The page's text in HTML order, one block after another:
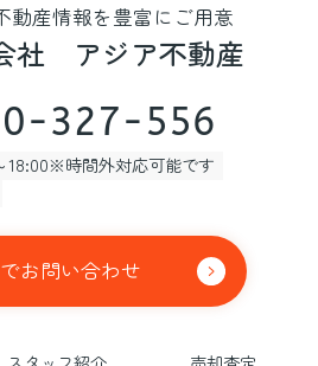
動産情報を豊富にご用意
社 アジア不動産
327-556
18:00※時間外対応可能です
お問い合わせ